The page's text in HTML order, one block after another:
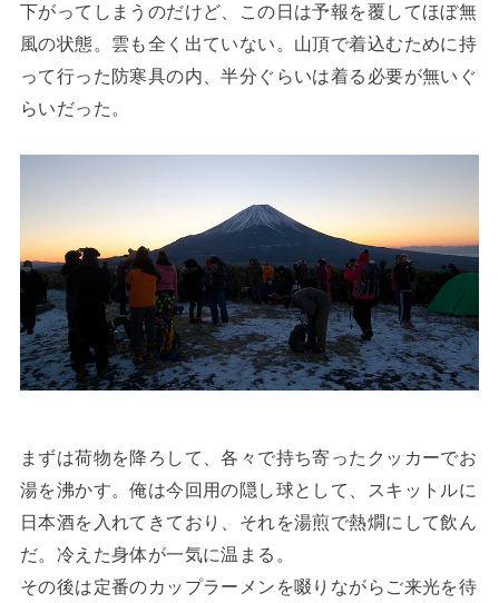
下がってしまうのだけど、この日は予報を覆してほぼ無
風の状態。雲も全く出ていない。山頂で着込むために持
って行った防寒具の内、半分ぐらいは着る必要が無いぐ
らいだった。
まずは荷物を降ろして、各々で持ち寄ったクッカーでお
湯を沸かす。俺は今回用の隠し球として、スキットルに
日本酒を入れてきており、それを湯煎で熱燗にして飲ん
だ。冷えた身体が一気に温まる。
その後は定番のカップラーメンを啜りながらご来光を待